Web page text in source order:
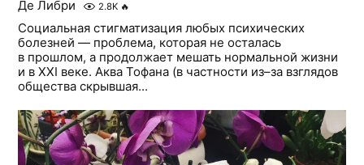
Де Либри 2.8K 🔥
Социальная стигматизация любых психических
болезней — проблема, которая не осталась
в прошлом, а продолжает мешать нормальной жизни
и в XXI веке. Аква Тофана (в частности из–за взглядов
общества скрывшая...